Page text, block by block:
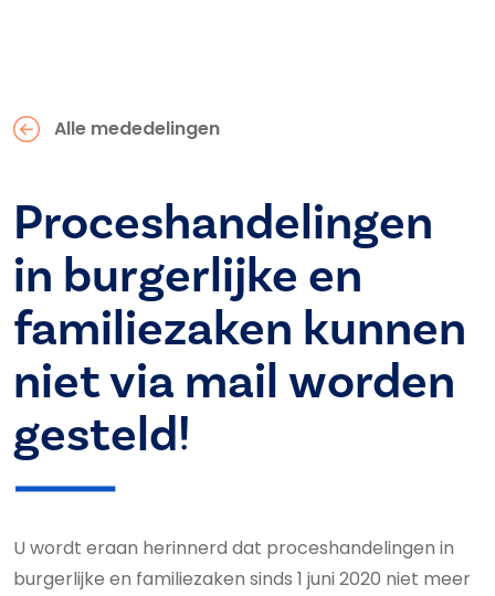
Alle mededelingen
Proceshandelingen
in burgerlijke en
familiezaken kunnen
niet via mail worden
gesteld!
U wordt eraan herinnerd dat proceshandelingen in
burgerlijke en familiezaken sinds 1 juni 2020 niet meer